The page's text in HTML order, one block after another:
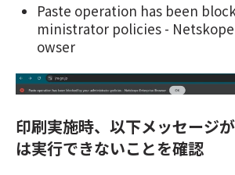
Paste operation has been
ministrator policies -
owser
印刷実施時、以下メッセージ
は実行できないことを確認